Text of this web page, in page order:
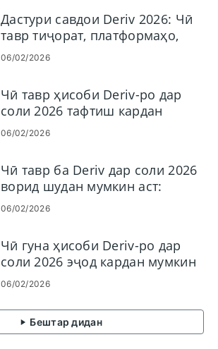
Дастури савдои Deriv 2026: Чӣ
тавр тиҷорат, платформаҳо,
стратегияҳо ва идоракунии
хавфҳо
06/02/2026
Чӣ тавр ҳисоби Deriv-ро дар
соли 2026 тафтиш кардан
мумкин аст: Роҳнамои қадам
ба қадам KYC, ҳуҷҷатҳо ва
06/02/2026
Чӣ тавр ба Deriv дар соли 2026
ворид шудан мумкин аст:
Роҳнамои қадам ба қадам,
масъалаҳои маъмули
06/02/2026
Чӣ гуна ҳисоби Deriv-ро дар
соли 2026 эҷод кардан мумкин
аст: Дастури қадам ба қадам
бақайдгирӣ барои
шурӯъкунандагон
06/02/2026
Бештар дидан